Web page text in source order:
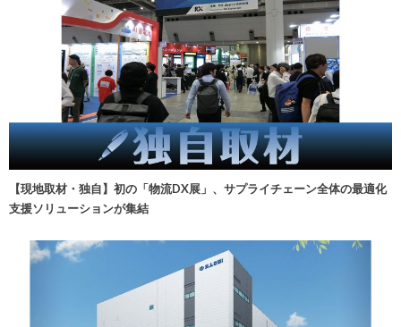
【現地取材・独自】初の「物流DX展」、サプライチェーン全体の最適化
支援ソリューションが集結